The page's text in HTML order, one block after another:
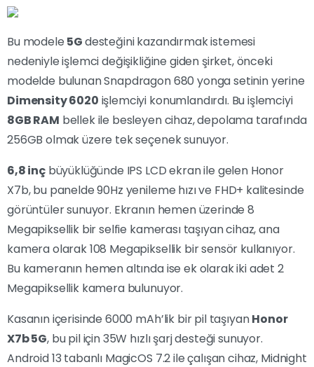
Bu modele 5Gdesteğini kazandırmak istemesi
nedeniyle işlemci değişikliğine giden şirket, önceki
modelde bulunan Snapdragon 680 yonga setinin yerine
Dimensity 6020 işlemciyi konumlandırdı. Bu işlemciyi
8GB RAM bellek ile besleyen cihaz, depolama tarafında
256GB olmak üzere tek seçenek sunuyor.
6,8 inçbüyüklüğünde IPS LCD ekran ile gelen Honor
X7b, bu panelde 90Hz yenileme hızı ve FHD+ kalitesinde
görüntüler sunuyor. Ekranın hemen üzerinde 8
Megapiksellik bir selfie kamerası taşıyan cihaz, ana
kamera olarak 108 Megapiksellik bir sensör kullanıyor.
Bu kameranın hemen altında ise ek olarak iki adet 2
Megapiksellik kamera bulunuyor.
Kasanın içerisinde 6000 mAh’lik bir pil taşıyanHonor
X7b 5G, bu pil için 35W hızlı şarj desteği sunuyor.
Android 13 tabanlı MagicOS 7.2 ile çalışan cihaz, Midnight